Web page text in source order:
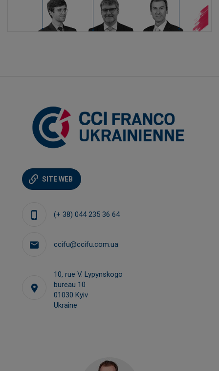
SITE WEB
(+ 38) 044 235 36 64
ccifu@ccifu.com.ua
10, rue V. Lypynskogo
bureau 10
01030 Kyiv
Ukraine